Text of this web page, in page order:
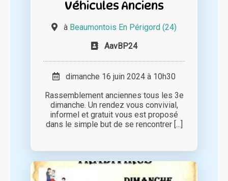
Véhicules Anciens
à Beaumontois En Périgord (24)
AavBP24
dimanche 16 juin 2024 à 10h30
Rassemblement anciennes tous les 3e
dimanche. Un rendez vous convivial,
informel et gratuit vous est proposé
dans le simple but de se rencontrer [...]